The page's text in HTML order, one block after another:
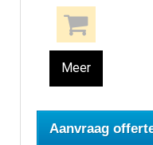
Meer
Aanvraag